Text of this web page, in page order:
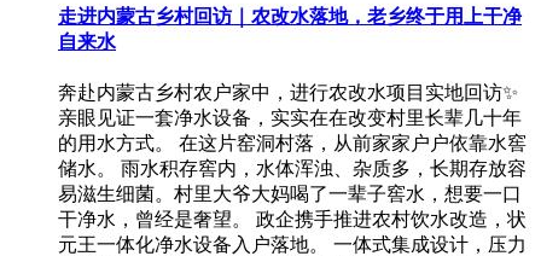
走进内蒙古乡村回访｜农改水落地，老乡终于用上干净
自来水
奔赴内蒙古乡村农户家中，进行农改水项目实地回访✨
亲眼见证一套净水设备，实实在在改变村里长辈几十年
的用水方式。 在这片窑洞村落，从前家家户户依靠水窖
储水。 雨水积存窖内，水体浑浊、杂质多，长期存放容
易滋生细菌。村里大爷大妈喝了一辈子窖水，想要一口
干净水，曾经是奢望。 政企携手推进农村饮水改造，状
元王一体化净水设备入户落地。 一体式集成设计，压力